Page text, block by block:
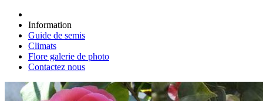
Information
Guide de semis
Climats
Flore galerie de photo
Contactez nous